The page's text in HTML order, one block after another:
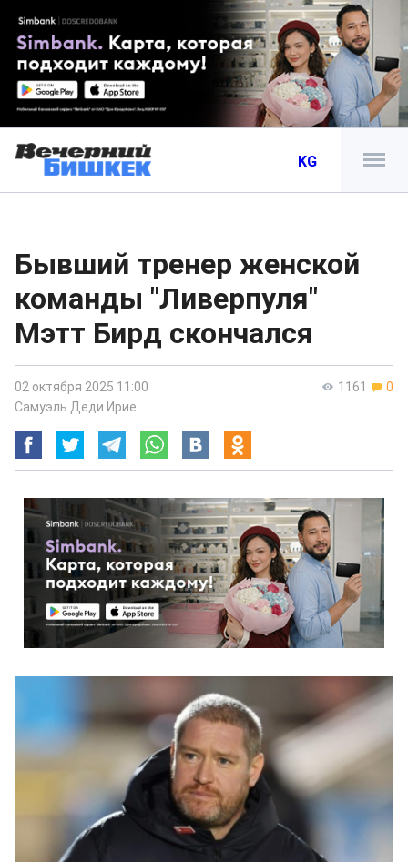
KG
Бывший тренер женской
команды "Ливерпуля"
Мэтт Бирд скончался
1161 0
02 октября 2025 11:00
Самуэль Деди Ирие